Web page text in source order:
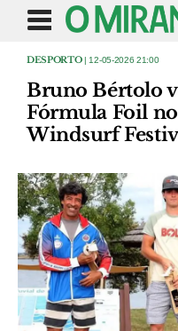
DESPORTO| 12-05-2026 21:00
Bruno Bértolo
Fórmula Foil
Windsurf